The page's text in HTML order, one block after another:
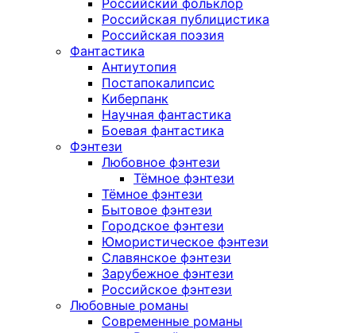
Российский фольклор
Российская публицистика
Российская поэзия
Фантастика
Антиутопия
Постапокалипсис
Киберпанк
Научная фантастика
Боевая фантастика
Фэнтези
Любовное фэнтези
Тёмное фэнтези
Тёмное фэнтези
Бытовое фэнтези
Городское фэнтези
Юмористическое фэнтези
Славянское фэнтези
Зарубежное фэнтези
Российское фэнтези
Любовные романы
Современные романы